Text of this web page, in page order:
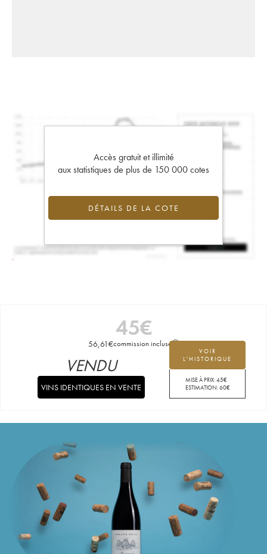
Accès gratuit et illimité
aux statistiques de plus de 150 000 cotes
DÉTAILS DE LA COTE
45€
56,61€commission incluse
VOIR
L'HISTORIQUE
MISE À PRIX:45€
ESTIMATION:60€
VENDU
VINS IDENTIQUES EN VENTE